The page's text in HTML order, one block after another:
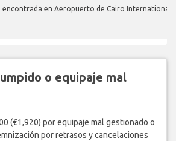
encontrada en Aeropuerto de Cairo International.
o equipaje mal
(€1,920) por equipaje mal gestionado o
por retrasos y cancelaciones